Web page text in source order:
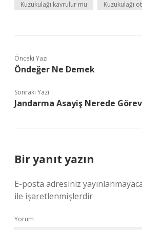
Kuzukulağı kavrulur mu Kuzukulağı
Önceki Yazı
Öndeğer Ne Demek
Sonraki Yazı
Jandarma Asayiş Nerede
Bir yanıt yazın
E-posta adresiniz
ile işaretlenmişlerdir
Yorum